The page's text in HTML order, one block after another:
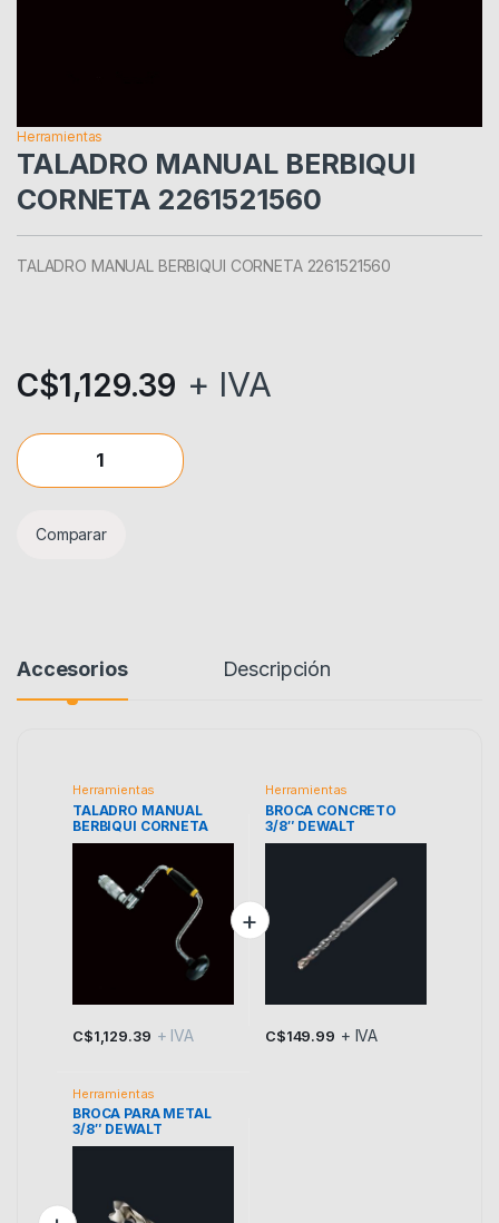
Herramientas
TALADRO MANUAL BERBIQUI
CORNETA 2261521560
TALADRO MANUAL BERBIQUI CORNETA 2261521560
C$1,129.39 + IVA
TALADRO MANUAL BERBIQUI CORNETA 2261521560 quantity
Comparar
Accesorios Descripción
Herramientas
TALADRO MANUAL
BERBIQUI CORNETA
2261521560
C$1,129.39 + IVA
Herramientas
BROCA CONCRETO
3/8″ DEWALT
C$149.99 + IVA
Herramientas
BROCA PARA METAL
3/8″ DEWALT